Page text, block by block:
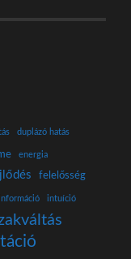
duplázó hatás
energia
felelősség
intuíció